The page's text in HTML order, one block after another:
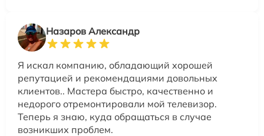
Назаров Александр
Я искал компанию, обладающий хорошей
репутацией и рекомендациями довольных
клиентов.. Мастера быстро, качественно и
недорого отремонтировали мой телевизор.
Теперь я знаю, куда обращаться в случае
возникших проблем.